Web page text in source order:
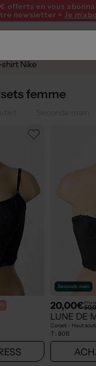
offerts en vous
newsletter > Je
femme
Seconde main
20,00€Prix
LUNE DE
Corset - Haut
T : 80B